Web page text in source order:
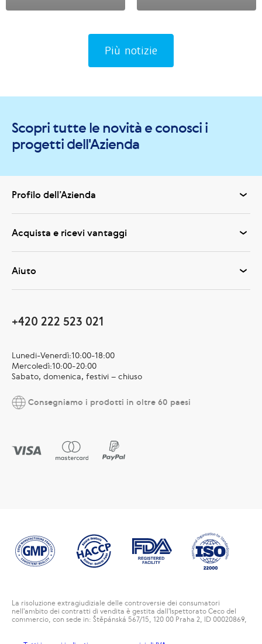
Più notizie
Scopri tutte le novità e conosci i
progetti dell'Azienda
Profilo dell’Azienda
Acquista e ricevi vantaggi
Aiuto
+420 222 523 021
Lunedi-Venerdì:10:00-18:00
Mercoledì:10:00-20:00
Sabato, domenica, festivi – chiuso
Consegniamo i prodotti in oltre 60 paesi
La risoluzione extragiudiziale delle controversie dei consumatori
nell'ambito dei contratti di vendita è gestita dall'Ispettorato Ceco del
commercio, con sede in: Štěpánská 567/15, 120 00 Praha 2, ID 00020869,